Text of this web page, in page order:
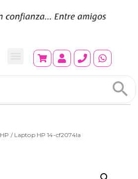
HP / Laptop HP 14-cf2074la